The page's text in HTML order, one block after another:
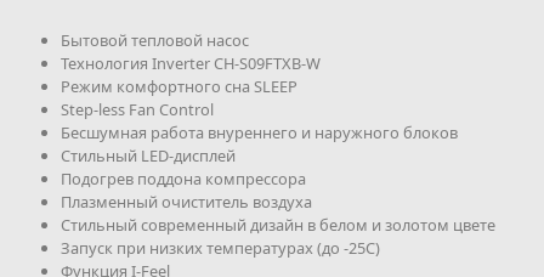
Бытовой тепловой насос
Технология Inverter CH-S09FTXB-W
Режим комфортного сна SLЕЕР
Step-less Fan Control
Бесшумная работа внуреннего и наружного блоков
Стильный LED-дисплей
Подогрев поддона компрессора
Плазменный очиститель воздуха
Стильный современный дизайн в белом и золотом цвете
Запуск при низких температурах (до -25С)
Функция I-Feel